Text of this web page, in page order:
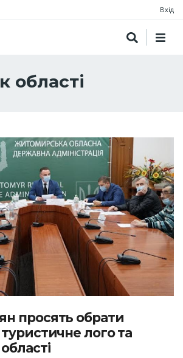
Вхід
області
просять обрати
лого та